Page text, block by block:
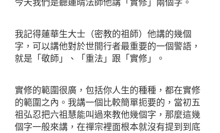
今天我們是聽蓮晴法師他講「實修」兩個字。
我記得蓮華生大士（密教的祖師）他講的幾個
字，可以講他對於世間行者最重要的一個警語，
就是「敬師」、「重法」跟「實修」。
實修的範圍很廣，包括你人生的種種，都在實修
的範圍之內。我講一個比較簡單扼要的，當初五
祖弘忍把六祖慧能叫過來教他幾個字，那麼這幾
個字一般來講，在禪宗裡面根本就沒有提到到底